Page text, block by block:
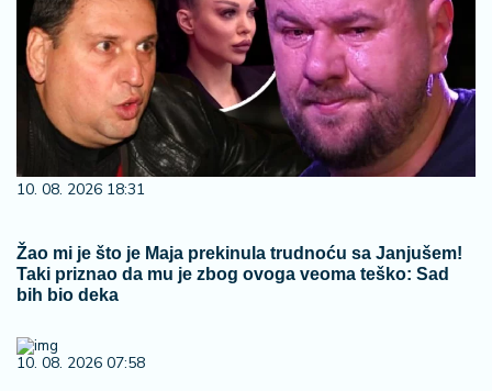
10. 08. 2026 18:31
Žao mi je što je Maja prekinula trudnoću sa Janjušem!
Taki priznao da mu je zbog ovoga veoma teško: Sad
bih bio deka
10. 08. 2026 07:58